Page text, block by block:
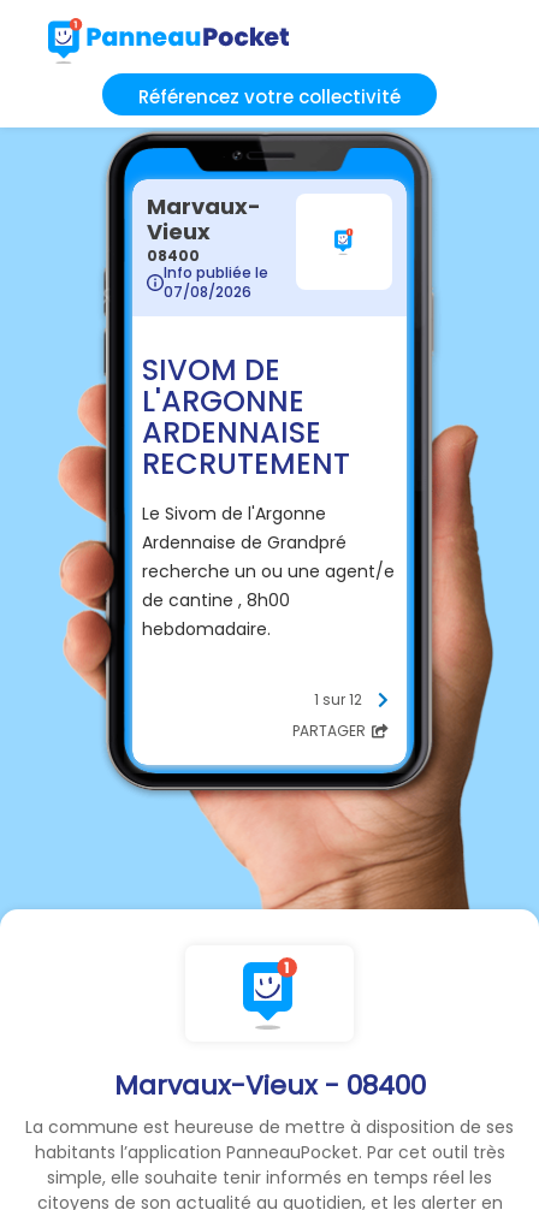
Référencez votre collectivité
Marvaux-Vieux - 08400
La commune est heureuse de mettre à disposition de ses
habitants l’application PanneauPocket. Par cet outil très
simple, elle souhaite tenir informés en temps réel les
citoyens de son actualité au quotidien, et les alerter en
Marvaux-
Vieux
08400
Info publiée le
07/08/2026
SIVOM DE
L'ARGONNE
ARDENNAISE
RECRUTEMENT
Le Sivom de l'Argonne
Ardennaise de Grandpré
recherche un ou une agent/e
de cantine , 8h00
hebdomadaire.
contactez le à l'adresse mail
sivom-argonne-
ardennaise@outlook.fr
1 sur 12
PARTAGER